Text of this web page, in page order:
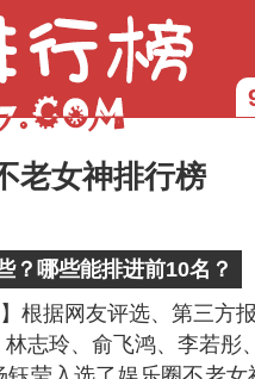
老女神排行榜
？哪些能排进前10名？
根据网友评选、第三方
志玲、俞飞鸿、李若彤